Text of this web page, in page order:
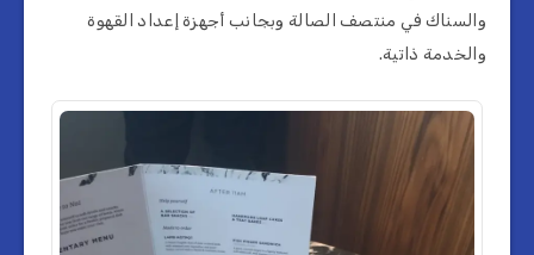
والسناك في منتصف الصالة وبجانب أجهزة إعداد القهوة
والخدمة ذاتية.